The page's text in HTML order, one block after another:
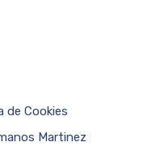
de Cookies
Martinez